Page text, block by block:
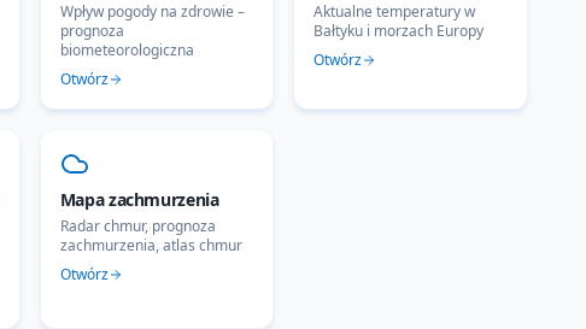
Wpływ pogody na zdrowie –
prognoza
biometeorologiczna
Otwórz
Aktualne temperatury w
Bałtyku i morzach Europy
Otwórz
Mapa zachmurzenia
Radar chmur, prognoza
zachmurzenia, atlas chmur
Otwórz